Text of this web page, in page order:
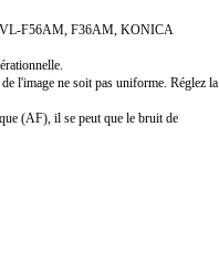
F56AM, F36AM, KONICA
l'image ne soit pas uniforme. Réglez la
(AF), il se peut que le bruit de